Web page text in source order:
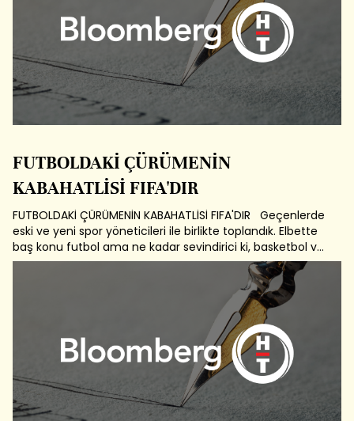
FUTBOLDAKİ ÇÜRÜMENİN
KABAHATLİSİ FIFA'DIR
FUTBOLDAKİ ÇÜRÜMENİN KABAHATLİSİ FIFA'DIR Geçenlerde
eski ve yeni spor yöneticileri ile birlikte toplandık. Elbette
baş konu futbol ama ne kadar sevindirici ki, basketbol ve
voleybol da konuşuluyor. Voleybolda ise bayanların